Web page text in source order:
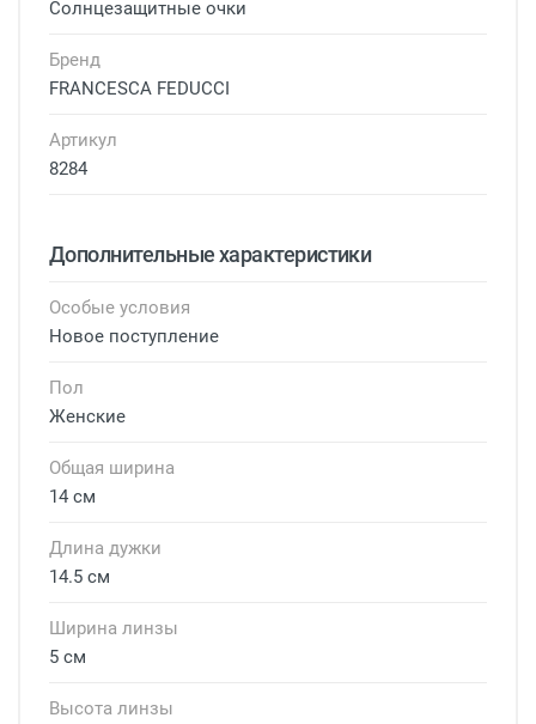
Солнцезащитные очки
Бренд
FRANCESCA FEDUCCI
Артикул
8284
Дополнительные характеристики
Особые условия
Новое поступление
Пол
Женские
Общая ширина
14 см
Длина дужки
14.5 см
Ширина линзы
5 см
Высота линзы